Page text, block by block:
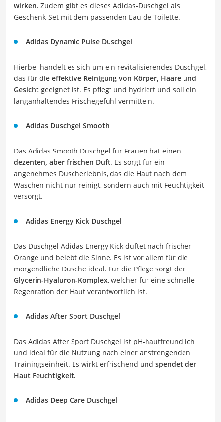
wirken. Zudem gibt es dieses Adidas-Duschgel als
Geschenk-Set mit dem passenden Eau de Toilette.
Adidas Dynamic Pulse Duschgel
Hierbei handelt es sich um ein revitalisierendes Duschgel,
das für die effektive Reinigung von Körper, Haare und
Gesicht geeignet ist. Es pflegt und hydriert und soll ein
langanhaltendes Frischegefühl vermitteln.
Adidas Duschgel Smooth
Das Adidas Smooth Duschgel für Frauen hat einen
dezenten, aber frischen Duft. Es sorgt für ein
angenehmes Duscherlebnis, das die Haut nach dem
Waschen nicht nur reinigt, sondern auch mit Feuchtigkeit
versorgt.
Adidas Energy Kick Duschgel
Das Duschgel Adidas Energy Kick duftet nach frischer
Orange und belebt die Sinne. Es ist vor allem für die
morgendliche Dusche ideal. Für die Pflege sorgt der
Glycerin-Hyaluron-Komplex, welcher für eine schnelle
Regenration der Haut verantwortlich ist.
Adidas After Sport Duschgel
Das Adidas After Sport Duschgel ist pH-hautfreundlich
und ideal für die Nutzung nach einer anstrengenden
Trainingseinheit. Es wirkt erfrischend und spendet der
Haut Feuchtigkeit.
Adidas Deep Care Duschgel